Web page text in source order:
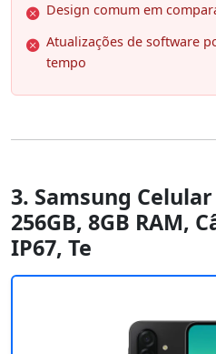
Design comum em
Atualizações de software
tempo
3. Samsung Celular
256GB, 8GB RAM,
IP67, Te